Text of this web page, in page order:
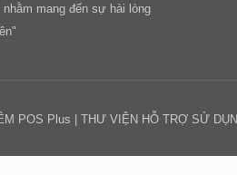
mang đến sự hài lòng
POS Plus | THƯ VIỆN HỖ TRỢ SỬ